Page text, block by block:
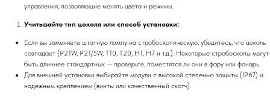
управления, позволяющие менять цвета и режимы.
Учитывайте тип цоколя или способ установки:
Если вы заменяете штатную лампу на стробоскопическую, убедитесь, что цоколь
совпадает (P21W, P21/5W, T10, T20, H1, H7 и т.д.). Некоторые стробоскопы могут
быть длиннее стандартных — проверьте, поместятся ли они в фару или фонарь.
Для внешней установки выбирайте модули с высокой степенью защиты (IP67) и
надежным креплением (винты или качественный скотч).